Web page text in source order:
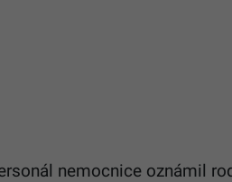
nemocnice oznámil